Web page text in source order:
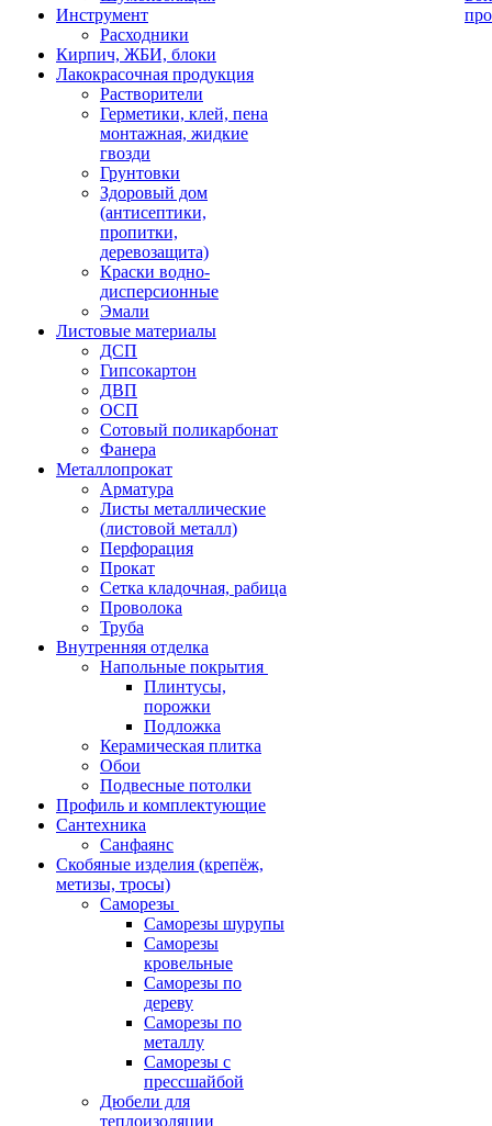
Инструмент
Расходники
Кирпич, ЖБИ, блоки
Лакокрасочная продукция
Растворители
Герметики, клей, пена
монтажная, жидкие
гвозди
Грунтовки
Здоровый дом
(антисептики,
пропитки,
деревозащита)
Краски водно-
дисперсионные
Эмали
Листовые материалы
ДСП
Гипсокартон
ДВП
ОСП
Сотовый поликарбонат
Фанера
Металлопрокат
Арматура
Листы металлические
(листовой металл)
Перфорация
Прокат
Сетка кладочная, рабица
Проволока
Труба
Внутренняя отделка
Напольные покрытия
Плинтусы,
порожки
Подложка
Керамическая плитка
Обои
Подвесные потолки
Профиль и комплектующие
Сантехника
Санфаянс
Скобяные изделия (крепёж,
метизы, тросы)
Саморезы
Саморезы шурупы
Саморезы
кровельные
Саморезы по
дереву
Саморезы по
металлу
Саморезы с
прессшайбой
Дюбели для
теплоизоляции